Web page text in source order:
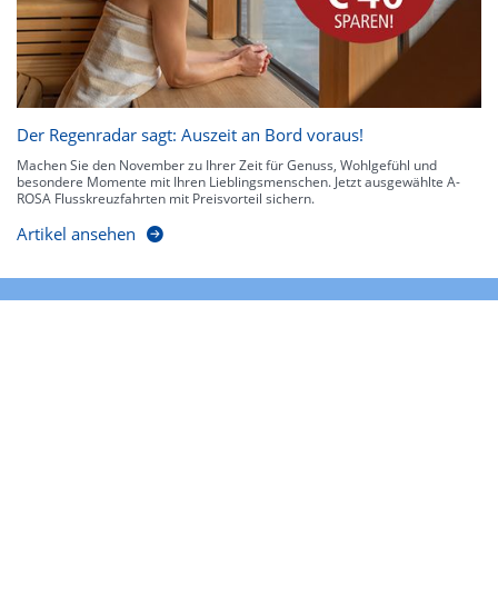
Der Regenradar sagt: Auszeit an Bord voraus!
Machen Sie den November zu Ihrer Zeit für Genuss, Wohlgefühl und
besondere Momente mit Ihren Lieblingsmenschen. Jetzt ausgewählte A-
ROSA Flusskreuzfahrten mit Preisvorteil sichern.
Artikel ansehen